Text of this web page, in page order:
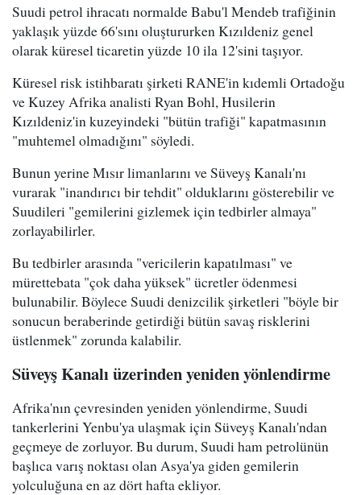
Suudi petrol ihracatı normalde Babu'l Mendeb trafiğinin
yaklaşık yüzde 66'sını oluştururken Kızıldeniz genel
olarak küresel ticaretin yüzde 10 ila 12'sini taşıyor.
Küresel risk istihbaratı şirketi RANE'in kıdemli Ortadoğu
ve Kuzey Afrika analisti Ryan Bohl, Husilerin
Kızıldeniz'in kuzeyindeki "bütün trafiği" kapatmasının
"muhtemel olmadığını" söyledi.
Bunun yerine Mısır limanlarını ve Süveyş Kanalı'nı
vurarak "inandırıcı bir tehdit" olduklarını gösterebilir ve
Suudileri "gemilerini gizlemek için tedbirler almaya"
zorlayabilirler.
Bu tedbirler arasında "vericilerin kapatılması" ve
mürettebata "çok daha yüksek" ücretler ödenmesi
bulunabilir. Böylece Suudi denizcilik şirketleri "böyle bir
sonucun beraberinde getirdiği bütün savaş risklerini
üstlenmek" zorunda kalabilir.
Süveyş Kanalı üzerinden yeniden yönlendirme
Afrika'nın çevresinden yeniden yönlendirme, Suudi
tankerlerini Yenbu'ya ulaşmak için Süveyş Kanalı'ndan
geçmeye de zorluyor. Bu durum, Suudi ham petrolünün
başlıca varış noktası olan Asya'ya giden gemilerin
yolculuğuna en az dört hafta ekliyor.